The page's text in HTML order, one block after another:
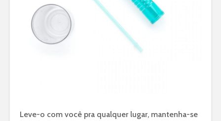
Leve-o com você pra qualquer lugar, mantenha-se